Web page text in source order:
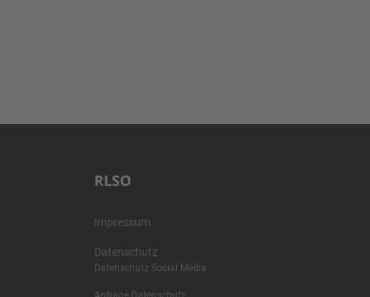
RLSO
Impressum
Datenschutz
Datenschutz Social Media